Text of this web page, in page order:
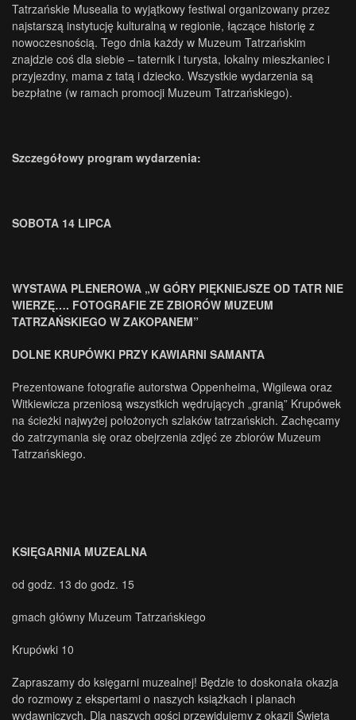
Tatrzańskie Musealia to wyjątkowy festiwal organizowany przez
najstarszą instytucję kulturalną w regionie, łączące historię z
nowoczesnością. Tego dnia każdy w Muzeum Tatrzańskim
znajdzie coś dla siebie – taternik i turysta, lokalny mieszkaniec i
przyjezdny, mama z tatą i dziecko. Wszystkie wydarzenia są
bezpłatne (w ramach promocji Muzeum Tatrzańskiego).
Szczegółowy program wydarzenia:
SOBOTA 14 LIPCA
WYSTAWA PLENEROWA „W GÓRY PIĘKNIEJSZE OD TATR NIE
WIERZĘ…. FOTOGRAFIE ZE ZBIORÓW MUZEUM
TATRZAŃSKIEGO W ZAKOPANEM”
DOLNE KRUPÓWKI PRZY KAWIARNI SAMANTA
Prezentowane fotografie autorstwa Oppenheima, Wigilewa oraz
Witkiewicza przeniosą wszystkich wędrujących „granią” Krupówek
na ścieżki najwyżej położonych szlaków tatrzańskich. Zachęcamy
do zatrzymania się oraz obejrzenia zdjęć ze zbiorów Muzeum
Tatrzańskiego.
KSIĘGARNIA MUZEALNA
od godz. 13 do godz. 15
gmach główny Muzeum Tatrzańskiego
Krupówki 10
Zapraszamy do księgarni muzealnej! Będzie to doskonała okazja
do rozmowy z ekspertami o naszych książkach i planach
wydawniczych. Dla naszych gości przewidujemy z okazji Święta